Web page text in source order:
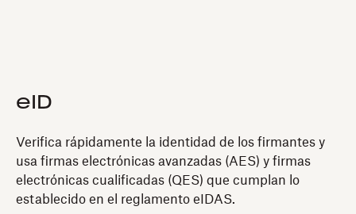
eID
Verifica rápidamente la identidad de los firmantes y
usa firmas electrónicas avanzadas (AES) y firmas
electrónicas cualificadas (QES) que cumplan lo
establecido en el reglamento eIDAS.